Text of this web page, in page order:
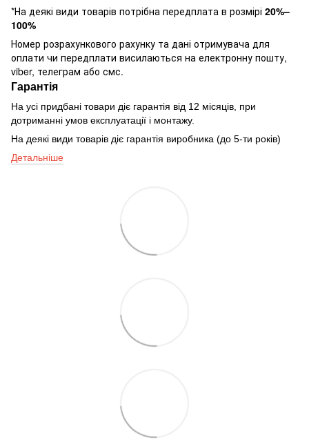
*На деякі види товарів потрібна передплата в розмірі 20%–
100%
Номер розрахункового рахунку та дані отримувача для
оплати чи передплати висилаються на електронну пошту,
viber, телеграм або смс.
Гарантія
На усі придбані товари діє гарантія від 12 місяців, при
дотриманні умов експлуатації і монтажу.
На деякі види товарів діє гарантія виробника (до 5-ти років)
Детальніше